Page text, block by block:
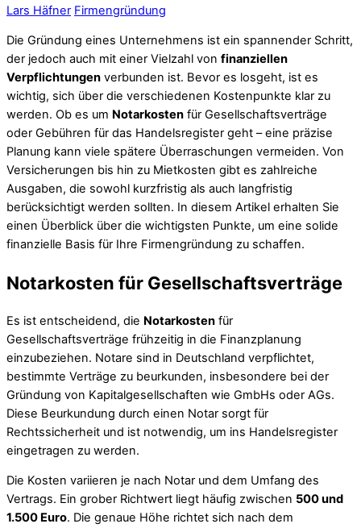
Lars Häfner Firmengründung
Die Gründung eines Unternehmens ist ein spannender Schritt,
der jedoch auch mit einer Vielzahl von finanziellen
Verpflichtungen verbunden ist. Bevor es losgeht, ist es
wichtig, sich über die verschiedenen Kostenpunkte klar zu
werden. Ob es um Notarkosten für Gesellschaftsverträge
oder Gebühren für das Handelsregister geht – eine präzise
Planung kann viele spätere Überraschungen vermeiden. Von
Versicherungen bis hin zu Mietkosten gibt es zahlreiche
Ausgaben, die sowohl kurzfristig als auch langfristig
berücksichtigt werden sollten. In diesem Artikel erhalten Sie
einen Überblick über die wichtigsten Punkte, um eine solide
finanzielle Basis für Ihre Firmengründung zu schaffen.
Notarkosten für Gesellschaftsverträge
Es ist entscheidend, die Notarkosten für
Gesellschaftsverträge frühzeitig in die Finanzplanung
einzubeziehen. Notare sind in Deutschland verpflichtet,
bestimmte Verträge zu beurkunden, insbesondere bei der
Gründung von Kapitalgesellschaften wie GmbHs oder AGs.
Diese Beurkundung durch einen Notar sorgt für
Rechtssicherheit und ist notwendig, um ins Handelsregister
eingetragen zu werden.
Die Kosten variieren je nach Notar und dem Umfang des
Vertrags. Ein grober Richtwert liegt häufig zwischen 500 und
1.500 Euro. Die genaue Höhe richtet sich nach dem